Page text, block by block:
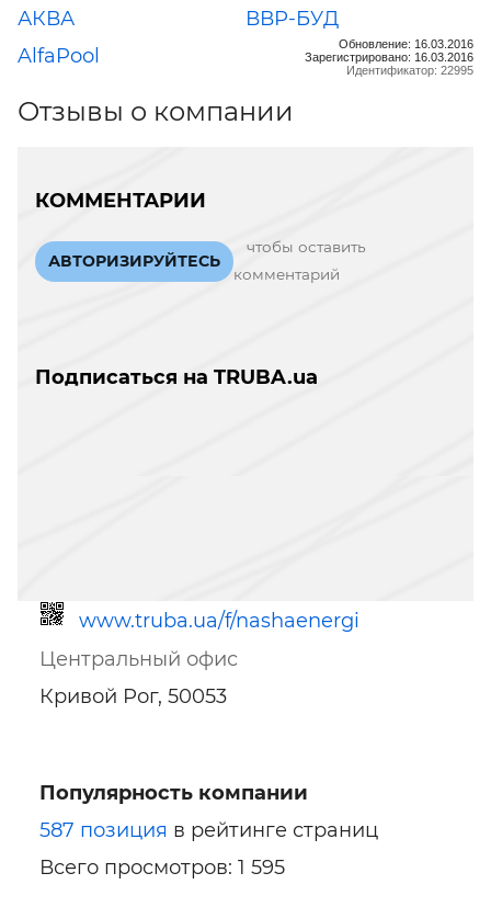
АКВА
ВВР-БУД
AlfaPool
Обновление: 16.03.2016
Зарегистрировано: 16.03.2016
Идентификатор: 22995
Отзывы о компании
КОММЕНТАРИИ
АВТОРИЗИРУЙТЕСЬ
чтобы оставить
комментарий
Подписаться на TRUBA.ua
www.truba.ua/f/nashaenergi
Ссылка для мобильных устройств
Центральный офис
Кривой Рог, 50053
Популярность компании
587 позиция в рейтинге страниц
Всего просмотров: 1 595